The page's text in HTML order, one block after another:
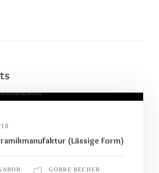
(Lässige Form)
GÖBRE BECHER